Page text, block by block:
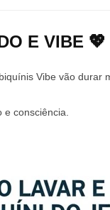
E VIBE 💖
Vibe vão durar
e consciência.